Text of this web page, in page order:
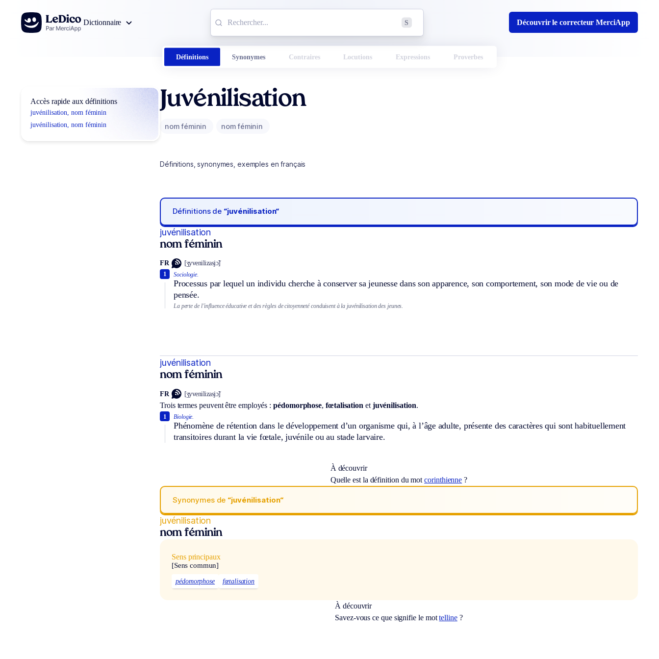
Aller au contenu
Dictionnaire
S Découvrir le correcteur MerciApp
Définitions Synonymes Contraires Locutions Expressions Proverbes
Accès rapide aux définitions
juvénilisation, nom féminin
juvénilisation, nom féminin
Juvénilisation
nom féminin nom féminin
Définitions, synonymes, exemples en français
Définitions de “juvénilisation“
juvénilisation
nom féminin
FR [ʒyvenilizasjɔ̃]
Sociologie.
Processus par lequel un individu cherche à conserver sa jeunesse dans son apparence, son comportement, son mode de vie ou de
pensée.
1
La perte de l’influence éducative et des règles de citoyenneté conduisent à la juvénilisation des jeunes.
juvénilisation
nom féminin
FR [ʒyvenilizasjɔ̃]
Trois termes peuvent être employés :pédomorphose, fœtalisation et juvénilisation.
Biologie.
Phénomène de rétention dans le développement d’un organisme qui, à l’âge adulte, présente des caractères qui sont habituellement
transitoires durant la vie fœtale, juvénile ou au stade larvaire.
1
À découvrir
Quelle est la définition du motcorinthienne ?
Synonymes de “juvénilisation“
juvénilisation
nom féminin
Sens principaux
[Sens commun]
pédomorphose fœtalisation
À découvrir
Savez-vous ce que signifie le mottelline?